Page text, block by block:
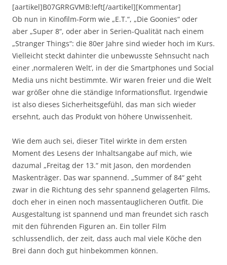
[aartikel]B07GRRGVMB:left[/aartikel][Kommentar]
Ob nun in Kinofilm-Form wie „E.T.“, „Die Goonies“ oder
aber „Super 8“, oder aber in Serien-Qualität nach einem
„Stranger Things“: die 80er Jahre sind wieder hoch im Kurs.
Vielleicht steckt dahinter die unbewusste Sehnsucht nach
einer ‚normaleren Welt‘, in der die Smartphones und Social
Media uns nicht bestimmte. Wir waren freier und die Welt
war größer ohne die ständige Informationsflut. Irgendwie
ist also dieses Sicherheitsgefühl, das man sich wieder
ersehnt, auch das Produkt von höhere Unwissenheit.
Wie dem auch sei, dieser Titel wirkte in dem ersten
Moment des Lesens der Inhaltsangabe auf mich, wie
dazumal „Freitag der 13.“ mit Jason, den mordenden
Maskenträger. Das war spannend. „Summer of 84“ geht
zwar in die Richtung des sehr spannend gelagerten Films,
doch eher in einen noch massentauglicheren Outfit. Die
Ausgestaltung ist spannend und man freundet sich rasch
mit den führenden Figuren an. Ein toller Film
schlussendlich, der zeit, dass auch mal viele Köche den
Brei dann doch gut hinbekommen können.